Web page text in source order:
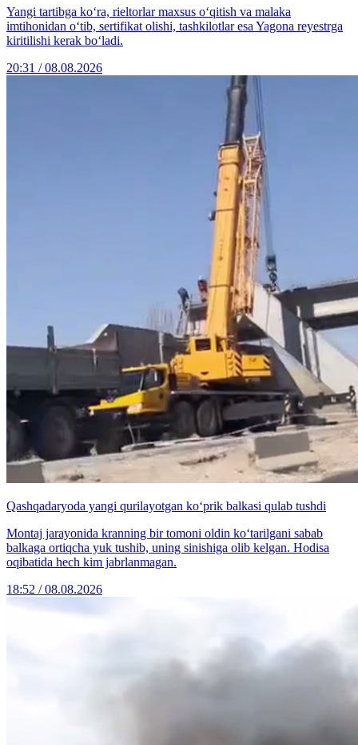
Yangi tartibga ko‘ra, rieltorlar maxsus o‘qitish va malaka
imtihonidan o‘tib, sertifikat olishi, tashkilotlar esa Yagona reyestrga
kiritilishi kerak bo‘ladi.
20:31 / 08.08.2026
Qashqadaryoda yangi qurilayotgan ko‘prik balkasi qulab tushdi
Montaj jarayonida kranning bir tomoni oldin ko‘tarilgani sabab
balkaga ortiqcha yuk tushib, uning sinishiga olib kelgan. Hodisa
oqibatida hech kim jabrlanmagan.
18:52 / 08.08.2026